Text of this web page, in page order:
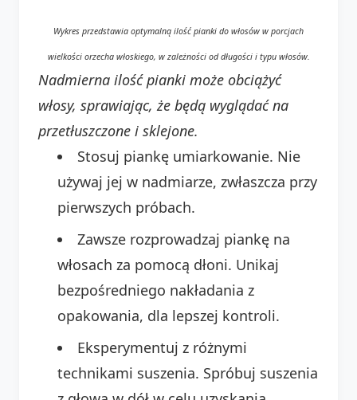
Wykres przedstawia optymalną ilość pianki do włosów w porcjach
wielkości orzecha włoskiego, w zależności od długości i typu włosów.
Nadmierna ilość pianki może obciążyć
włosy, sprawiając, że będą wyglądać na
przetłuszczone i sklejone.
Stosuj piankę umiarkowanie. Nie
używaj jej w nadmiarze, zwłaszcza przy
pierwszych próbach.
Zawsze rozprowadzaj piankę na
włosach za pomocą dłoni. Unikaj
bezpośredniego nakładania z
opakowania, dla lepszej kontroli.
Eksperymentuj z różnymi
technikami suszenia. Spróbuj suszenia